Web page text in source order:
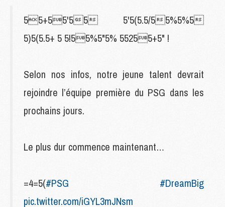
55+55'55 5'5(5.5/55%5%5
5)5(5.5+ 5 5!55%5"5% 55255+5" !
Selon nos infos, notre jeune talent devrait
rejoindre l’équipe première du PSG dans les
prochains jours.
Le plus dur commence maintenant…
=4=5(#PSG
#DreamBig
pic.twitter.com/iGYL3mJNsm